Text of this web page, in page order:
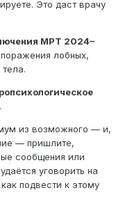
Это даст врачу
МРТ 2024–
лобных,
из возможного — и,
— пришлите,
сообщения или
уговорить на
подвести к этому